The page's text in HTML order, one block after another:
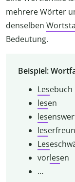
mehrere Wörter
denselben
Bedeutung.
Beispiel:
Lesebuch
lesen
les
les
Les
vorlesen
…